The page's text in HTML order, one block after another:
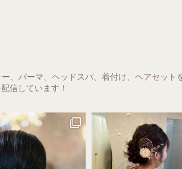
、パーマ、ヘッドスパ、着付け、ヘアセット
信しています！